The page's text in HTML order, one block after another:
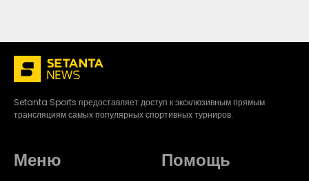
Setanta Sports предоставляет доступ к эксклюзивным прямым
трансляциям самых популярных спортивных турниров.
Меню Помощь